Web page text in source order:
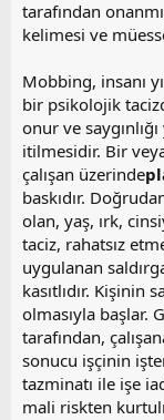
tarafından
kelimesi ve
Mobbing, insanı
bir psikolojik
onur ve
itilmesidir. Bir
çalışan üzerinde
baskıdır.
olan, yaş, ırk,
taciz, rahatsız
uygulanan
kasıtlıdır. Kişinin
olmasıyla başlar.
tarafından,
sonucu işçinin
tazminatı ile işe
mali riskten